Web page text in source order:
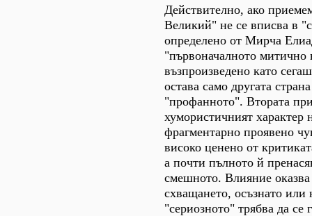
Действително, ако
Великий" не се вписва в
определено от Мирча
"първоначалното митично
възпроизведено като
остава само другата
"профанното". Втората
хумористичният характер
фрагментарно проявено
високо ценено от
а почти пълното й
смешното. Влияние
схващането, осъзнато или
"сериозното" трябва да се